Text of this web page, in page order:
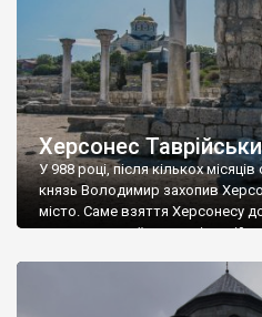
Херсонес
У 988 році, після кількох
князь Володимир захопив
місто. Саме взяття Херсонесу
диктувати свої умови
Херсонесі Володимир-язичник,
А потім було Хрещення Русі. На